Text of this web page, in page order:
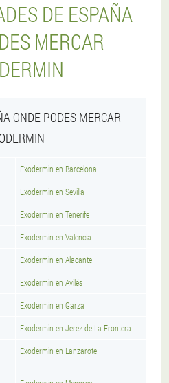
DE ESPAÑA
MERCAR
ONDE PODES MERCAR
Exodermin en Barcelona
Exodermin en Sevilla
Exodermin en Tenerife
Exodermin en Valencia
Exodermin en Alacante
Exodermin en Avilés
Exodermin en Garza
Exodermin en Jerez de La Frontera
Exodermin en Lanzarote